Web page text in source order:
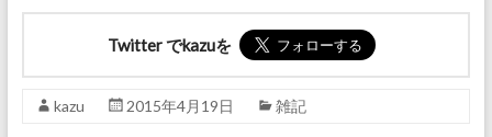
Twitter でkazuを
kazu 2015年4月19日 雑記